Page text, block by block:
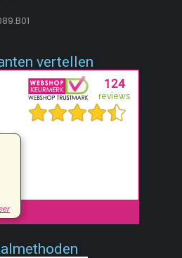
vertellen